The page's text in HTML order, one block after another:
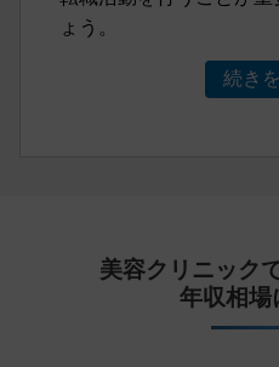
ょう。
続き
美容クリニック
年収相場